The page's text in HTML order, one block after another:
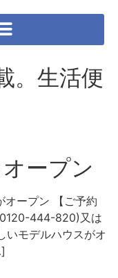
。生活便
ープン
ープン 【ご予約
444-820)又は
いモデルハウスがオ